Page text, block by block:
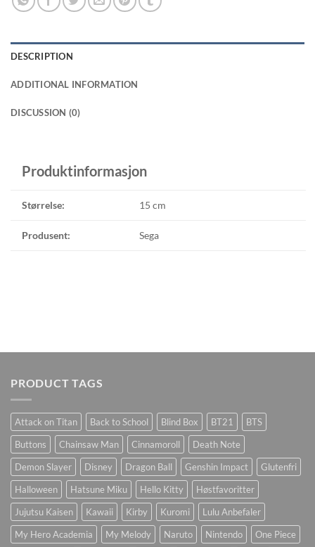
DESCRIPTION
ADDITIONAL INFORMATION
DISCUSSION (0)
Produktinformasjon
Størrelse: 15 cm
Produsent: Sega
PRODUCT TAGS
Attack on Titan Back to School Blind Box BT21
BTS
Buttons
Chainsaw Man Cinnamoroll
Death Note
Demon Slayer
Disney Dragon Ball Genshin Impact
Glutenfri
Halloween
Hatsune Miku Hello Kitty
Høstfavoritter
Jujutsu Kaisen
Kawaii Kirby Kuromi
Lulu Anbefaler
My Hero Academia
My Melody Naruto Nintendo
One Piece